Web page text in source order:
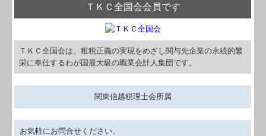
ＴＫＣ全国会会員です
ＴＫＣ全国会は、租税正義の実現をめざし関与先企業の永続的繁
栄に奉仕するわが国最大級の職業会計人集団です。
関東信越税理士会所属
お気軽にお問合せください。